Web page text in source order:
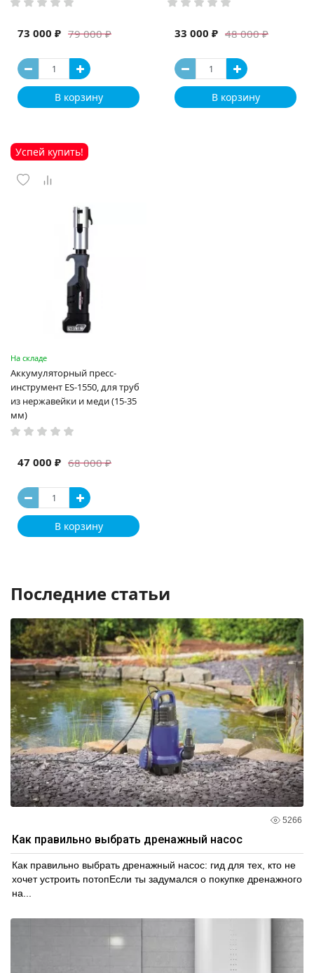
79 000 ₽
73 000 ₽
В корзину
48 000 ₽
33 000 ₽
В корзину
Успей купить!
На складе
Аккумуляторный пресс-
инструмент ES-1550, для труб
из нержавейки и меди (15-35
мм)
68 000 ₽
47 000 ₽
В корзину
Последние статьи
5266
Как правильно выбрать дренажный насос
Как правильно выбрать дренажный насос: гид для тех, кто не
хочет устроить потопЕсли ты задумался о покупке дренажного
на...